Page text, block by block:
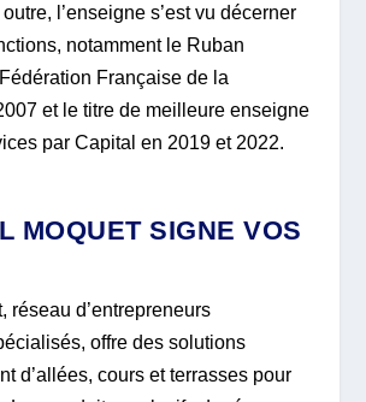
l’enseigne s’est vu décerner
notamment le Ruban
Française de la
et le titre de meilleure enseigne
par Capital en 2019 et 2022.
MOQUET SIGNE VOS
réseau d’entrepreneurs
offre des solutions
d’allées, cours et terrasses pour